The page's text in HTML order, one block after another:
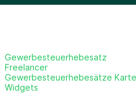
Gewerbesteuerhebesatz
Freelancer
Gewerbesteuerhebesätze Karte
Widgets